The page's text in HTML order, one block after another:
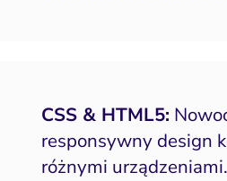
CSS & HTML5:
responsywny design
różnymi urządzeniami.